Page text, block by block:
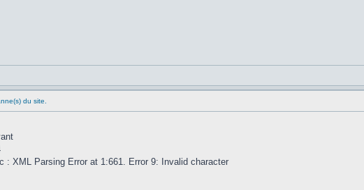
du site.
: XML Parsing Error at 1:661. Error 9: Invalid character